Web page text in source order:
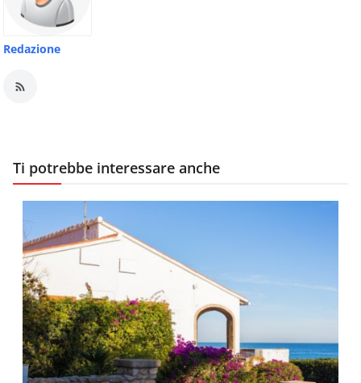
Redazione
Ti potrebbe interessare anche